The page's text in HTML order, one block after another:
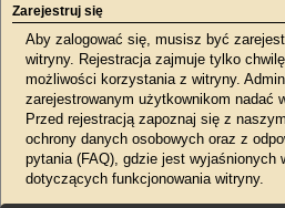
Zarejestruj się
Aby zalogować się, musisz być
witryny. Rejestracja zajmuje tylko
możliwości korzystania z witryny.
zarejestrowanym użytkownikom nadać
Przed rejestracją zapoznaj się z
ochrony danych osobowych oraz z
pytania (FAQ), gdzie jest wyjaśnionych
dotyczących funkcjonowania witryny.